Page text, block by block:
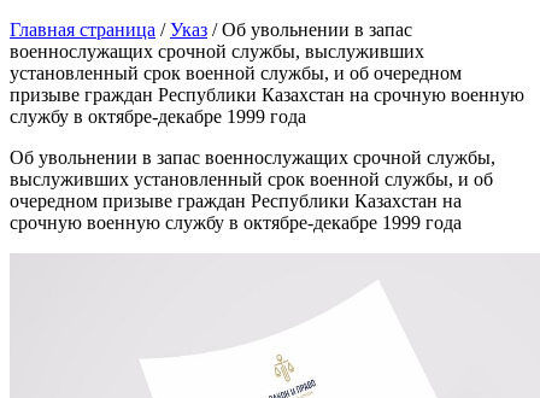
Главная страница /Указ /Об увольнении в запас
военнослужащих срочной службы, выслуживших
установленный срок военной службы, и об очередном
призыве граждан Республики Казахстан на срочную военную
службу в октябре-декабре 1999 года
Об увольнении в запас военнослужащих срочной службы,
выслуживших установленный срок военной службы, и об
очередном призыве граждан Республики Казахстан на
срочную военную службу в октябре-декабре 1999 года